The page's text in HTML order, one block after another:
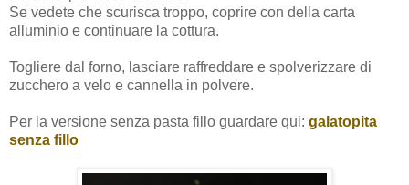
Se vedete che scurisca troppo, coprire con della carta
alluminio e continuare la cottura.
Togliere dal forno, lasciare raffreddare e spolverizzare di
zucchero a velo e cannella in polvere.
Per la versione senza pasta fillo guardare qui: galatopita
senza fillo